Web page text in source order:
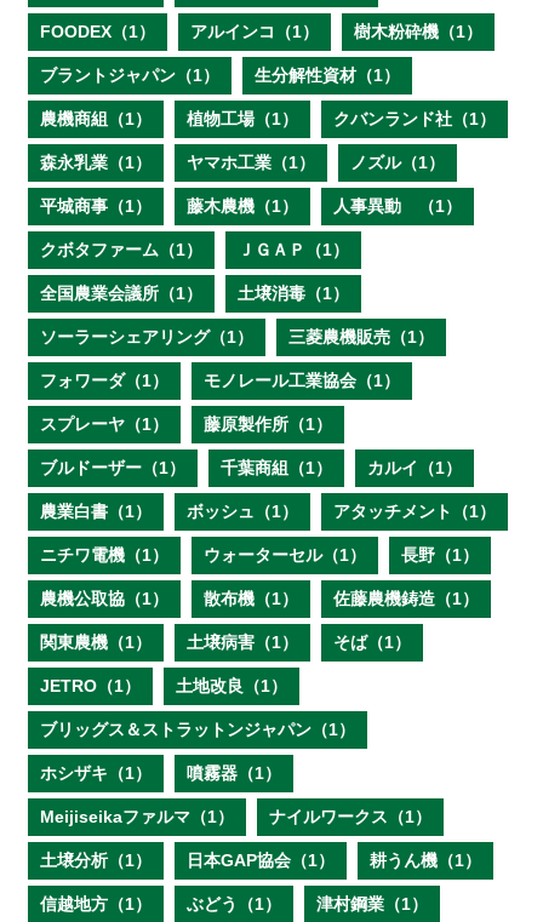
FOODEX（1） アルインコ（1） 樹木粉砕機（1）
ブラントジャパン（1） 生分解性資材（1）
農機商組（1） 植物工場（1） クバンランド社（1）
森永乳業（1） ヤマホ工業（1） ノズル（1）
平城商事（1） 藤木農機（1） 人事異動 （1）
クボタファーム（1） ＪＧＡＰ（1）
全国農業会議所（1） 土壌消毒（1）
ソーラーシェアリング（1） 三菱農機販売（1）
フォワーダ（1） モノレール工業協会（1）
スプレーヤ（1） 藤原製作所（1）
ブルドーザー（1） 千葉商組（1） カルイ（1）
農業白書（1） ボッシュ（1） アタッチメント（1）
ニチワ電機（1） ウォーターセル（1） 長野（1）
農機公取協（1） 散布機（1） 佐藤農機鋳造（1）
関東農機（1） 土壌病害（1） そば（1）
JETRO（1） 土地改良（1）
ブリッグス＆ストラットンジャパン（1）
ホシザキ（1） 噴霧器（1）
Meijiseikaファルマ（1） ナイルワークス（1）
土壌分析（1） 日本GAP協会（1） 耕うん機（1）
信越地方（1） ぶどう（1） 津村鋼業（1）